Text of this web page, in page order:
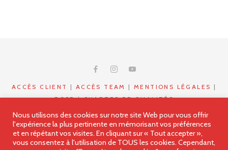
ACCÈS CLIENT | ACCÈS TEAM | MENTIONS LÉGALES |
RGPD|CHARTES DE QUALITÉS
- © COPYRIGHT 2023 - 2024- ALL RIGHTS RESERVED
DAMS & ANTO ANIMATION - MYWOODSHOOT.FR
Animateur DJ Ile de France (77,91,92,93,75,94,95) , Yonne
(89) Loiret (45)
Nous utilisons des cookies sur notre site Web pour vous offrir
l'expérience la plus pertinente en mémorisant vos préférences
et en répétant vos visites. En cliquant sur « Tout accepter »,
vous consentez à l'utilisation de TOUS les cookies. Cependant,